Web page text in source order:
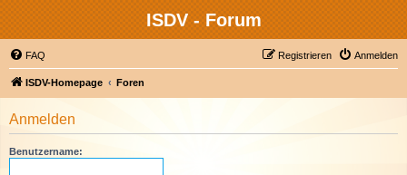
ISDV - Forum
FAQ Anmelden
Registrieren
ISDV-Homepage Foren
Anmelden
Benutzername: